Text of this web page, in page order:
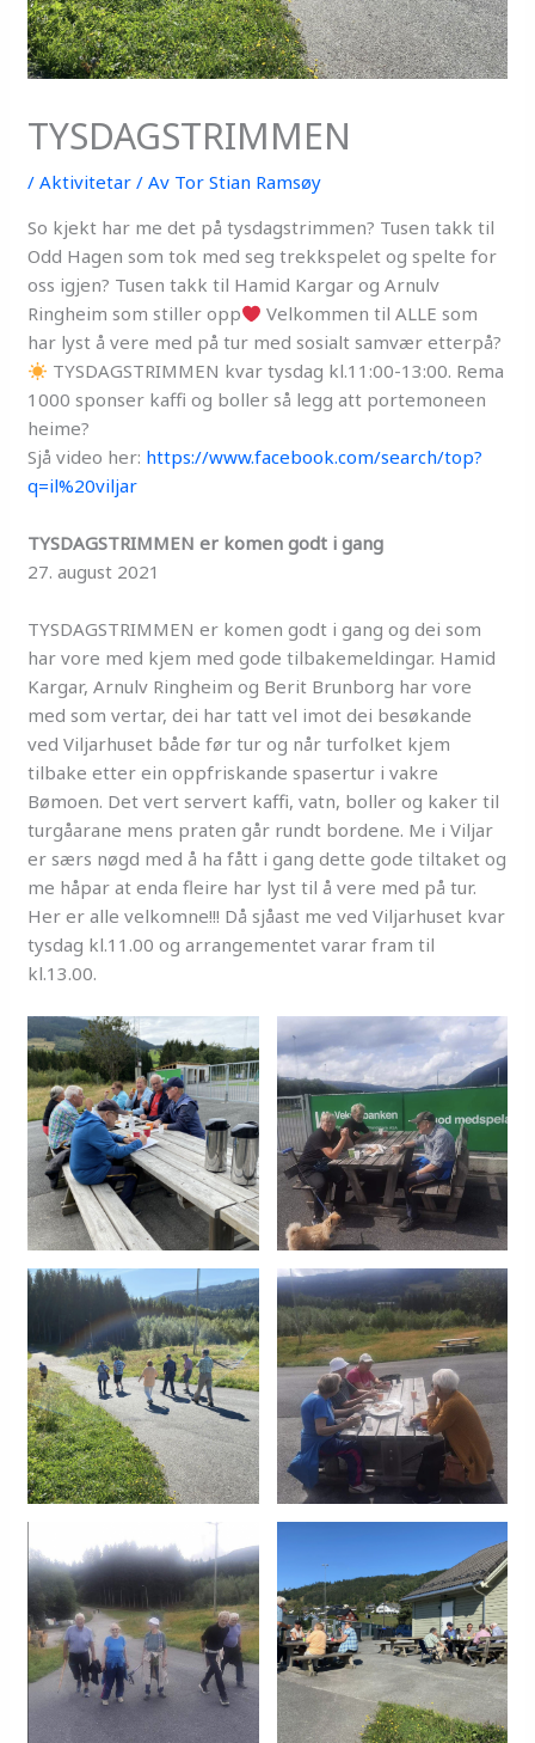
TYSDAGSTRIMMEN
/Aktivitetar / Av Tor Stian Ramsøy
So kjekt har me det på tysdagstrimmen? Tusen takk til
Odd Hagen som tok med seg trekkspelet og spelte for
oss igjen? Tusen takk til Hamid Kargar og Arnulv
Ringheim som stiller opp
Velkommen til ALLE som
har lyst å vere med på tur med sosialt samvær etterpå?
TYSDAGSTRIMMEN kvar tysdag kl.11:00-13:00. Rema
1000 sponser kaffi og boller så legg att portemoneen
heime?
Sjå video her: https://www.facebook.com/search/top?
q=il%20viljar
TYSDAGSTRIMMEN er komen godt i gang
27. august 2021
TYSDAGSTRIMMEN er komen godt i gang og dei som
har vore med kjem med gode tilbakemeldingar. Hamid
Kargar, Arnulv Ringheim og Berit Brunborg har vore
med som vertar, dei har tatt vel imot dei besøkande
ved Viljarhuset både før tur og når turfolket kjem
tilbake etter ein oppfriskande spasertur i vakre
Bømoen. Det vert servert kaffi, vatn, boller og kaker til
turgåarane mens praten går rundt bordene. Me i Viljar
er særs nøgd med å ha fått i gang dette gode tiltaket og
me håpar at enda fleire har lyst til å vere med på tur.
Her er alle velkomne!!! Då sjåast me ved Viljarhuset kvar
tysdag kl.11.00 og arrangementet varar fram til
kl.13.00.